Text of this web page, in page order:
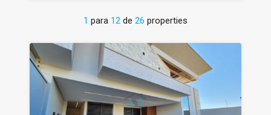
1 para 12 de 26 properties